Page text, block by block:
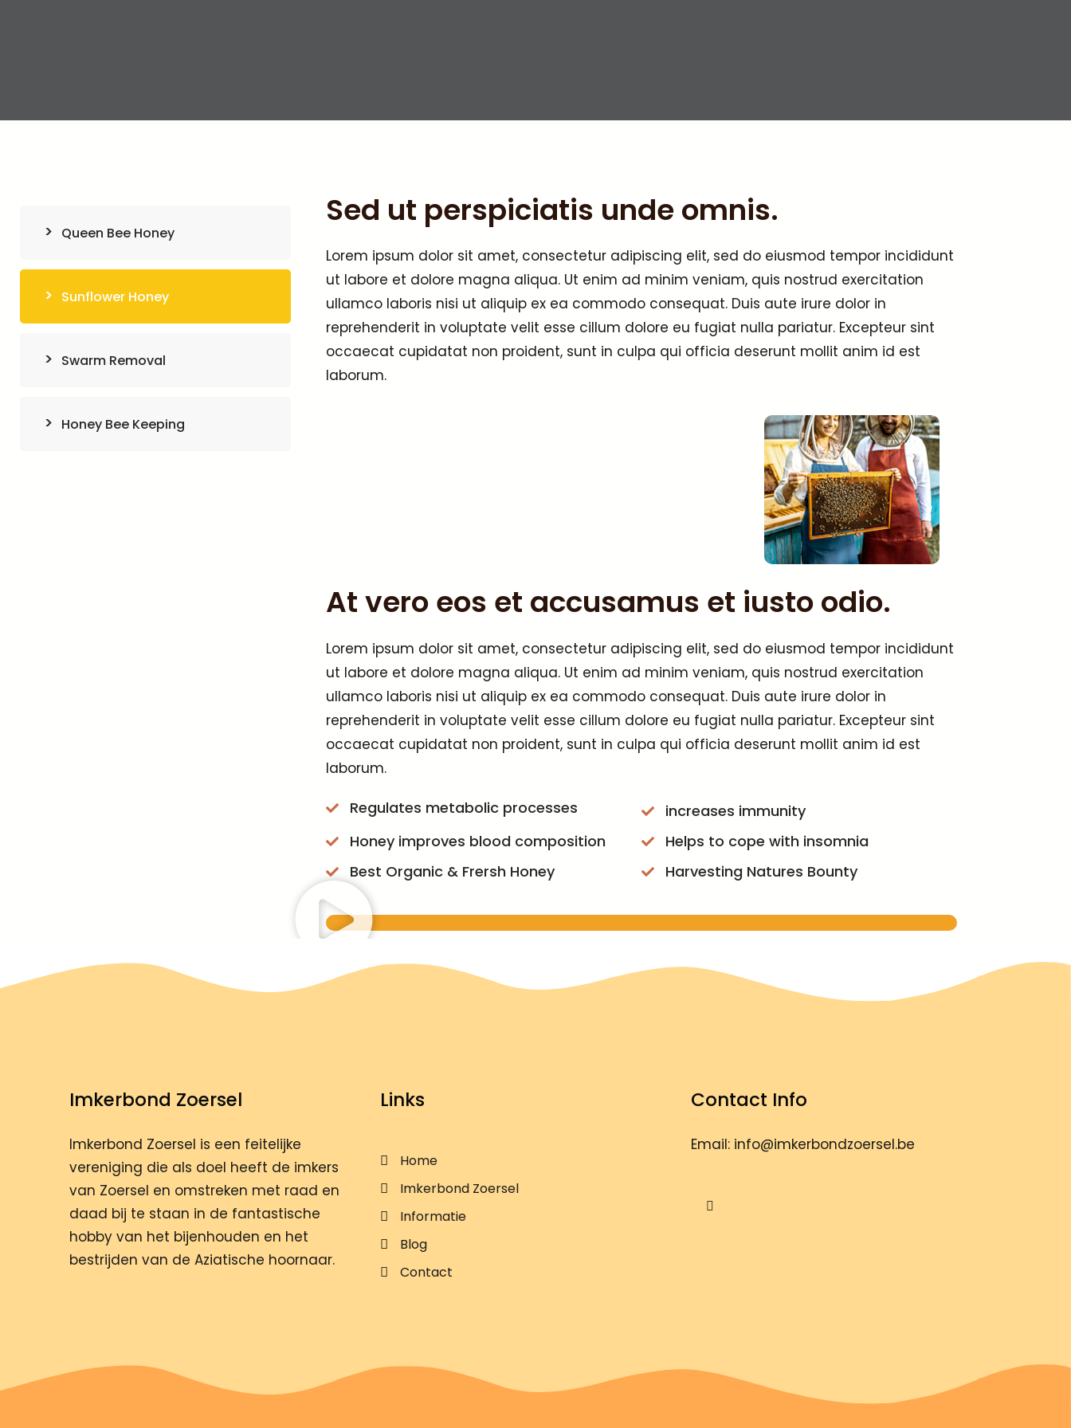
Queen Bee Honey
Sunflower Honey
Swarm Removal
Honey Bee Keeping
Sed ut perspiciatis unde omnis.
Lorem ipsum dolor sit amet, consectetur adipiscing elit, sed do eiusmod tempor incididunt
ut labore et dolore magna aliqua. Ut enim ad minim veniam, quis nostrud exercitation
ullamco laboris nisi ut aliquip ex ea commodo consequat. Duis aute irure dolor in
reprehenderit in voluptate velit esse cillum dolore eu fugiat nulla pariatur. Excepteur sint
occaecat cupidatat non proident, sunt in culpa qui officia deserunt mollit anim id est
laborum.
At vero eos et accusamus et iusto odio.
Lorem ipsum dolor sit amet, consectetur adipiscing elit, sed do eiusmod tempor incididunt
ut labore et dolore magna aliqua. Ut enim ad minim veniam, quis nostrud exercitation
ullamco laboris nisi ut aliquip ex ea commodo consequat. Duis aute irure dolor in
reprehenderit in voluptate velit esse cillum dolore eu fugiat nulla pariatur. Excepteur sint
occaecat cupidatat non proident, sunt in culpa qui officia deserunt mollit anim id est
laborum.
Regulates metabolic processes
increases immunity
Honey improves blood composition
Helps to cope with insomnia
Best Organic & Frersh Honey
Harvesting Natures Bounty
Imkerbond Zoersel
Imkerbond Zoersel is een feitelijke
vereniging die als doel heeft de imkers
van Zoersel en omstreken met raad en
daad bij te staan in de fantastische
hobby van het bijenhouden en het
bestrijden van de Aziatische hoornaar.
Links
Home
Imkerbond Zoersel
Informatie
Blog
Contact
Contact Info
Email: info@imkerbondzoersel.be